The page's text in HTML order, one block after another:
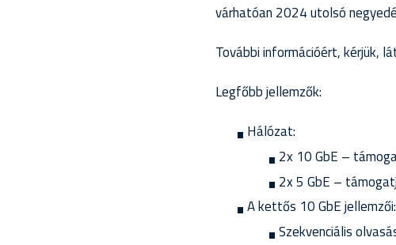
várhatóan 2024 utolsó
További információért, kérjük,
Legfőbb jellemzők:
Hálózat:
2x 10 GbE –
2x 5 GbE –
A kettős 10 GbE jellemzői:
Szekvenciális